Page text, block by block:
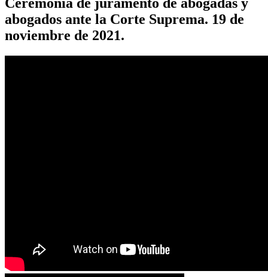
abogados ante la Corte Suprema. 19 de
noviembre de 2021.